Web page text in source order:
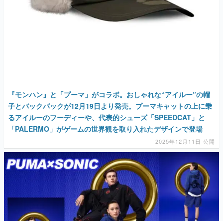
電ファミニコゲーマーとは？
「PALERMO」がゲームの世界観を取り入れたデザインで登場
2025年12月11日 公開